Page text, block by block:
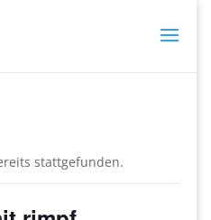
stattgefunden.